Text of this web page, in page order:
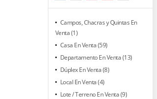
Campos, Chacras y Quintas En
Venta (1)
Casa En Venta (59)
Departamento En Venta (13)
Dúplex En Venta (8)
Local En Venta (4)
Lote / Terreno En Venta (9)